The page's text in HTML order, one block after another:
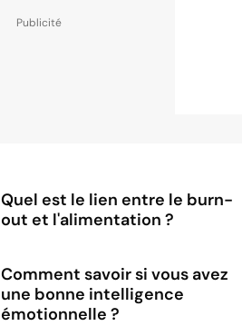
Quel est le lien entre le burn-
out et l'alimentation ?
Comment savoir si vous avez
une bonne intelligence
émotionnelle ?